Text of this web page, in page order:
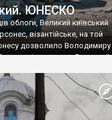
ЮНЕСКО
облоги, Великий київський
візантійське, на той
дозволило Володимиру
імператору Василю ІІ,
став Василем-
Русі. На честь
місто […]